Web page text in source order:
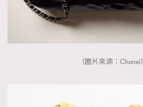
（圖片來源：Chanel）